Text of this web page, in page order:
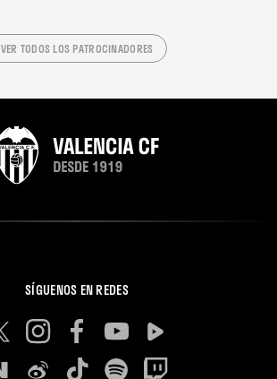
VER TODOS LOS PATROCINADORES
SÍGUENOS EN REDES